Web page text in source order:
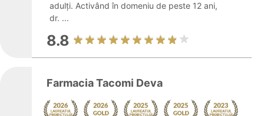
adulți. Activând în domeniu de peste 12 ani,
dr. ...
8.8
Farmacia Tacomi Deva